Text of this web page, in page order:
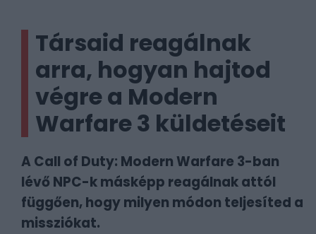
Társaid reagálnak
arra, hogyan hajtod
végre a Modern
Warfare 3 küldetéseit
A Call of Duty: Modern Warfare 3-ban
lévő NPC-k másképp reagálnak attól
függően, hogy milyen módon teljesíted a
missziókat.